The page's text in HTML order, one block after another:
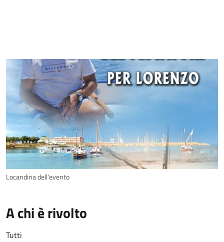
Locandina dell'evento
A chi è rivolto
Tutti